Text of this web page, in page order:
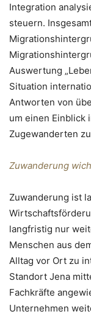
Integration
steuern.
Auswertung
Situation
Antworten von
um einen Einblick
Zugewanderten
Zuwanderung
Zuwanderung ist
langfristig nur
Menschen aus
Alltag vor Ort zu
Standort Jena
Fachkräfte
Unternehmen